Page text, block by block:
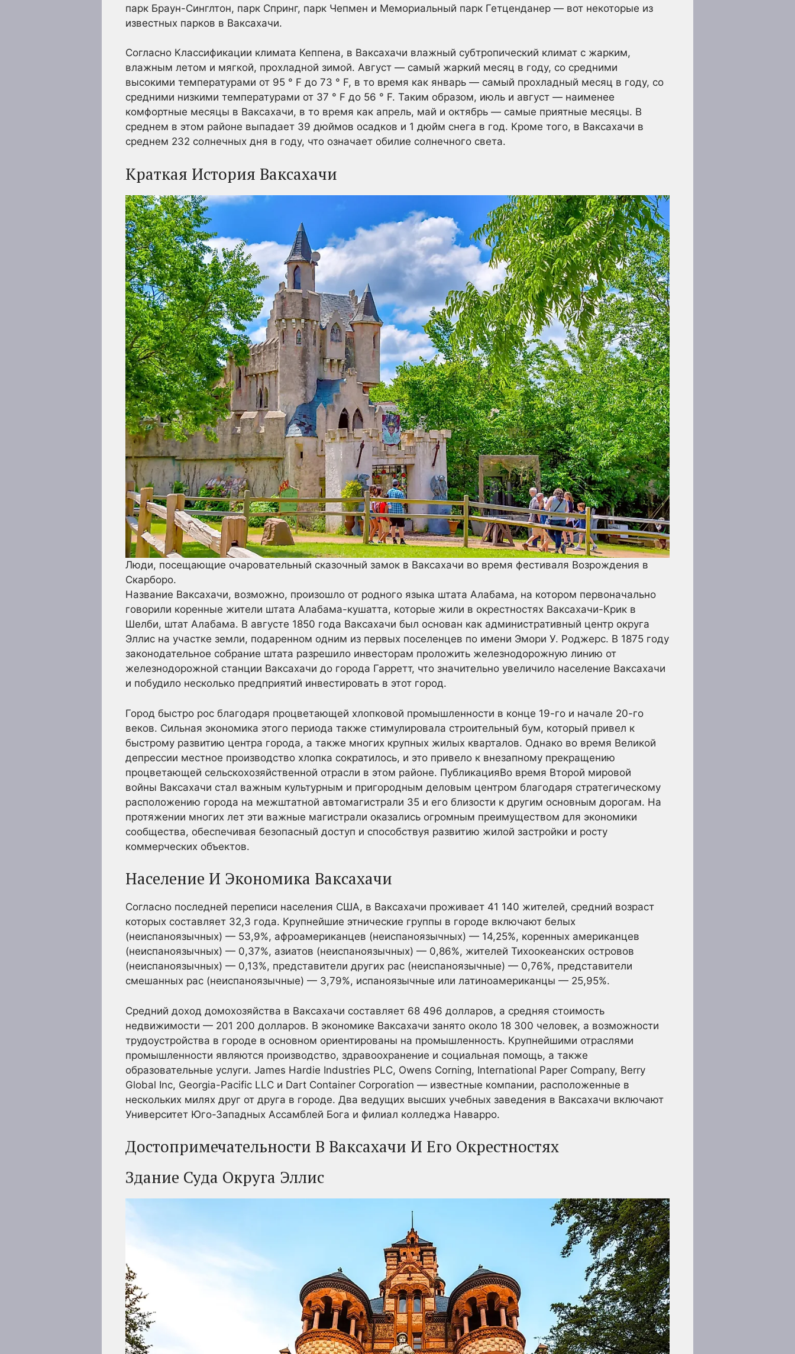
парк Браун-Синглтон, парк Спринг, парк Чепмен и Мемориальный парк Гетценданер — вот некоторые из
известных парков в Ваксахачи.
Согласно Классификации климата Кеппена, в Ваксахачи влажный субтропический климат с жарким,
влажным летом и мягкой, прохладной зимой. Август — самый жаркий месяц в году, со средними
высокими температурами от 95 ° F до 73 ° F, в то время как январь — самый прохладный месяц в году, со
средними низкими температурами от 37 ° F до 56 ° F. Таким образом, июль и август — наименее
комфортные месяцы в Ваксахачи, в то время как апрель, май и октябрь — самые приятные месяцы. В
среднем в этом районе выпадает 39 дюймов осадков и 1 дюйм снега в год. Кроме того, в Ваксахачи в
среднем 232 солнечных дня в году, что означает обилие солнечного света.
Краткая История Ваксахачи
Люди, посещающие очаровательный сказочный замок в Ваксахачи во время фестиваля Возрождения в
Скарборо.
Название Ваксахачи, возможно, произошло от родного языка штата Алабама, на котором первоначально
говорили коренные жители штата Алабама-кушатта, которые жили в окрестностях Ваксахачи-Крик в
Шелби, штат Алабама. В августе 1850 года Ваксахачи был основан как административный центр округа
Эллис на участке земли, подаренном одним из первых поселенцев по имени Эмори У. Роджерс. В 1875 году
законодательное собрание штата разрешило инвесторам проложить железнодорожную линию от
железнодорожной станции Ваксахачи до города Гарретт, что значительно увеличило население Ваксахачи
и побудило несколько предприятий инвестировать в этот город.
Город быстро рос благодаря процветающей хлопковой промышленности в конце 19-го и начале 20-го
веков. Сильная экономика этого периода также стимулировала строительный бум, который привел к
быстрому развитию центра города, а также многих крупных жилых кварталов. Однако во время Великой
депрессии местное производство хлопка сократилось, и это привело к внезапному прекращению
процветающей сельскохозяйственной отрасли в этом районе. ПубликацияВо время Второй мировой
войны Ваксахачи стал важным культурным и пригородным деловым центром благодаря стратегическому
расположению города на межштатной автомагистрали 35 и его близости к другим основным дорогам. На
протяжении многих лет эти важные магистрали оказались огромным преимуществом для экономики
сообщества, обеспечивая безопасный доступ и способствуя развитию жилой застройки и росту
коммерческих объектов.
Население И Экономика Ваксахачи
Согласно последней переписи населения США, в Ваксахачи проживает 41 140 жителей, средний возраст
которых составляет 32,3 года. Крупнейшие этнические группы в городе включают белых
(неиспаноязычных) — 53,9%, афроамериканцев (неиспаноязычных) — 14,25%, коренных американцев
(неиспаноязычных) — 0,37%, азиатов (неиспаноязычных) — 0,86%, жителей Тихоокеанских островов
(неиспаноязычных) — 0,13%, представители других рас (неиспаноязычные) — 0,76%, представители
смешанных рас (неиспаноязычные) — 3,79%, испаноязычные или латиноамериканцы — 25,95%.
Средний доход домохозяйства в Ваксахачи составляет 68 496 долларов, а средняя стоимость
недвижимости — 201 200 долларов. В экономике Ваксахачи занято около 18 300 человек, а возможности
трудоустройства в городе в основном ориентированы на промышленность. Крупнейшими отраслями
промышленности являются производство, здравоохранение и социальная помощь, а также
образовательные услуги. James Hardie Industries PLC, Owens Corning, International Paper Company, Berry
Global Inc, Georgia-Pacific LLC и Dart Container Corporation — известные компании, расположенные в
нескольких милях друг от друга в городе. Два ведущих высших учебных заведения в Ваксахачи включают
Университет Юго-Западных Ассамблей Бога и филиал колледжа Наварро.
Достопримечательности В Ваксахачи И Его Окрестностях
Здание Суда Округа Эллис